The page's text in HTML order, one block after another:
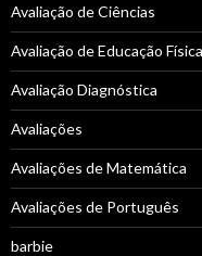
Avaliação de Ciências
Avaliação de Educação Física
Avaliação Diagnóstica
Avaliações
Avaliações de Matemática
Avaliações de Português
barbie